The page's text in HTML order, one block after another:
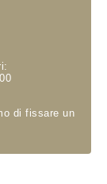
di fissare un